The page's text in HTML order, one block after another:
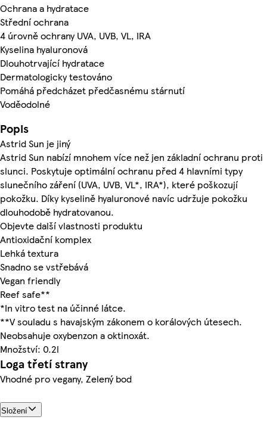
Ochrana a hydratace
Střední ochrana
4 úrovně ochrany UVA, UVB, VL, IRA
Kyselina hyaluronová
Dlouhotrvající hydratace
Dermatologicky testováno
Pomáhá předcházet předčasnému stárnutí
Voděodolné
Popis
Astrid Sun je jiný
Astrid Sun nabízí mnohem více než jen základní ochranu proti
slunci. Poskytuje optimální ochranu před 4 hlavními typy
slunečního záření (UVA, UVB, VL*, IRA*), které poškozují
pokožku. Díky kyselině hyaluronové navíc udržuje pokožku
dlouhodobě hydratovanou.
Objevte další vlastnosti produktu
Antioxidační komplex
Lehká textura
Snadno se vstřebává
Vegan friendly
Reef safe**
*In vitro test na účinné látce.
**V souladu s havajským zákonem o korálových útesech.
Neobsahuje oxybenzon a oktinoxát.
Množství: 0.2l
Loga třetí strany
Vhodné pro vegany, Zelený bod
Složení